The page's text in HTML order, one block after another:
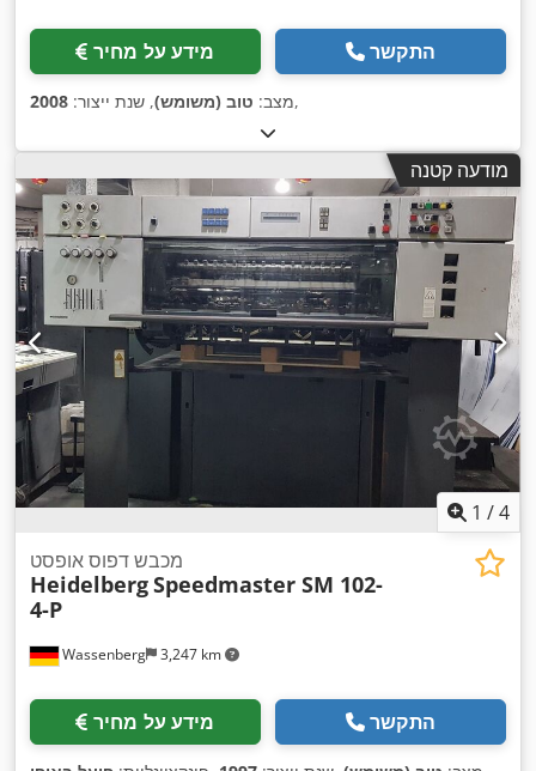
מידע על מחיר התקשר
מצב: טוב (משומש), שנת ייצור: 2008 ,
מודעה קטנה
1 /4
Wassenberg 3,247 km
מכבש דפוס אופסט
HeidelbergSpeedmaster SM 102-
4-P
מידע על מחיר התקשר